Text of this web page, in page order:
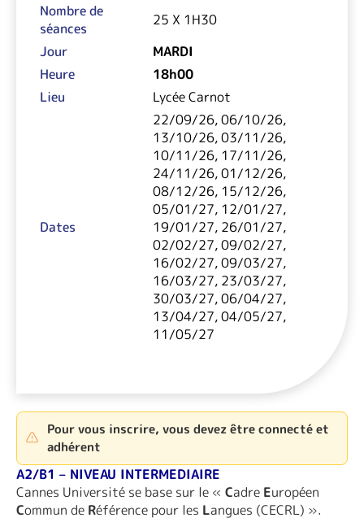
Nombre de
séances
25 X 1H30
Jour
MARDI
Heure
18h00
Lieu
Lycée Carnot
Dates
22/09/26, 06/10/26,
13/10/26, 03/11/26,
10/11/26, 17/11/26,
24/11/26, 01/12/26,
08/12/26, 15/12/26,
05/01/27, 12/01/27,
19/01/27, 26/01/27,
02/02/27, 09/02/27,
16/02/27, 09/03/27,
16/03/27, 23/03/27,
30/03/27, 06/04/27,
13/04/27, 04/05/27,
11/05/27
Pour vous inscrire, vous devez être connecté et
adhérent
A2/B1 – NIVEAU INTERMEDIAIRE
Cannes Université se base sur le « Cadre Européen
Commun de Référence pour les Langues (CECRL) ».